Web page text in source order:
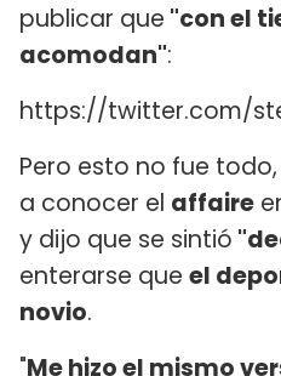
publicar que "con el
acomodan":
https://twitter.com/
Pero esto no fue
a conocer el affaire
y dijo que se sintió
enterarse que el
novio.
"Me hizo el mismo